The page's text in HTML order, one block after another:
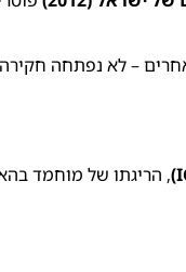
– לא נפתחה
, הריגתו של מוחמד